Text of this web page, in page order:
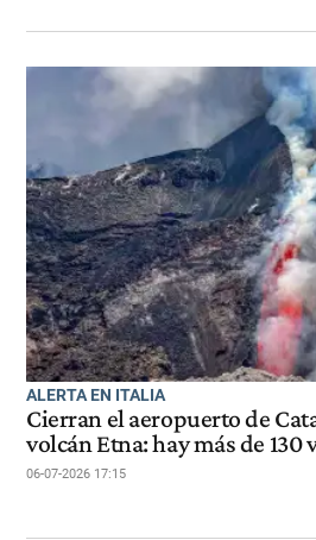
ALERTA EN ITALIA
Cierran el aeropuerto de
volcán Etna: hay más de 130
06-07-2026 17:15